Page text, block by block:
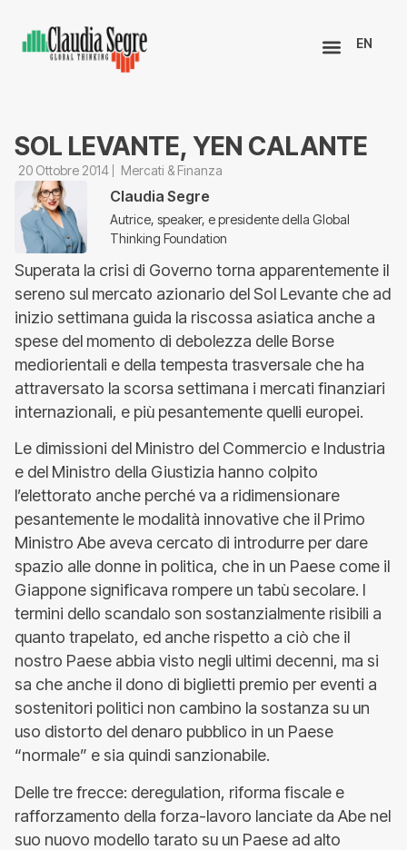
EN
SOL LEVANTE, YEN CALANTE
20 Ottobre 2014 Mercati & Finanza
Claudia Segre
Autrice, speaker, e presidente della Global
Thinking Foundation
Superata la crisi di Governo torna apparentemente il
sereno sul mercato azionario del Sol Levante che ad
inizio settimana guida la riscossa asiatica anche a
spese del momento di debolezza delle Borse
mediorientali e della tempesta trasversale che ha
attraversato la scorsa settimana i mercati finanziari
internazionali, e più pesantemente quelli europei.
Le dimissioni del Ministro del Commercio e Industria
e del Ministro della Giustizia hanno colpito
l’elettorato anche perché va a ridimensionare
pesantemente le modalità innovative che il Primo
Ministro Abe aveva cercato di introdurre per dare
spazio alle donne in politica, che in un Paese come il
Giappone significava rompere un tabù secolare. I
termini dello scandalo son sostanzialmente risibili a
quanto trapelato, ed anche rispetto a ciò che il
nostro Paese abbia visto negli ultimi decenni, ma si
sa che anche il dono di biglietti premio per eventi a
sostenitori politici non cambino la sostanza su un
uso distorto del denaro pubblico in un Paese
“normale” e sia quindi sanzionabile.
Delle tre frecce: deregulation, riforma fiscale e
rafforzamento della forza-lavoro lanciate da Abe nel
suo nuovo modello tarato su un Paese ad alto